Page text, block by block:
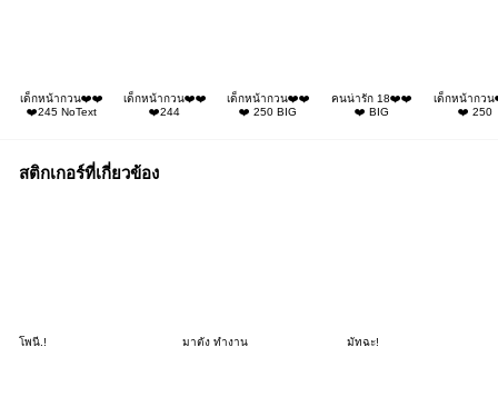
เด็กหน้ากวน❤️❤️
❤️245 NoText
เด็กหน้ากวน❤️❤️
❤️244
เด็กหน้ากวน❤️❤️
❤️ 250 BIG
คนน่ารัก 18❤️❤️
❤️ BIG
เด็กหน้ากว
❤️ 250
สติกเกอร์ที่เกี่ยวข้อง
โพนี่.! มาตัง ทำงาน มัทฉะ!